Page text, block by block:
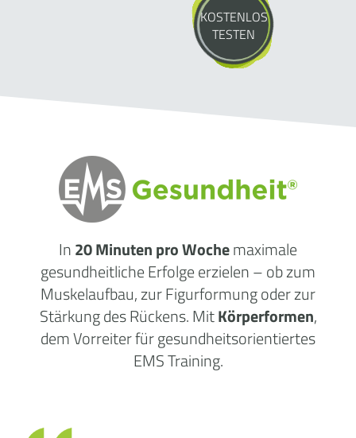
KOSTENLOS
TESTEN
In20 Minuten pro Wochemaximale
gesundheitlicheErfolgeerzielen – ob zum
Muskelaufbau, zur Figurformung oder zur
Stärkung des Rückens. MitKörperformen,
dem Vorreiter für gesundheitsorientiertes
EMS Training.